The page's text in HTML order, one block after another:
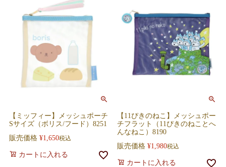
【ミッフィー】メッシュポーチ
Sサイズ（ボリス/フード）8251
販売価格 ¥1,650税込
カートに入れる
【11ぴきのねこ】メッシュポー
チフラット（11ぴきのねことへ
んなねこ）8190
販売価格 ¥1,980税込
カートに入れる